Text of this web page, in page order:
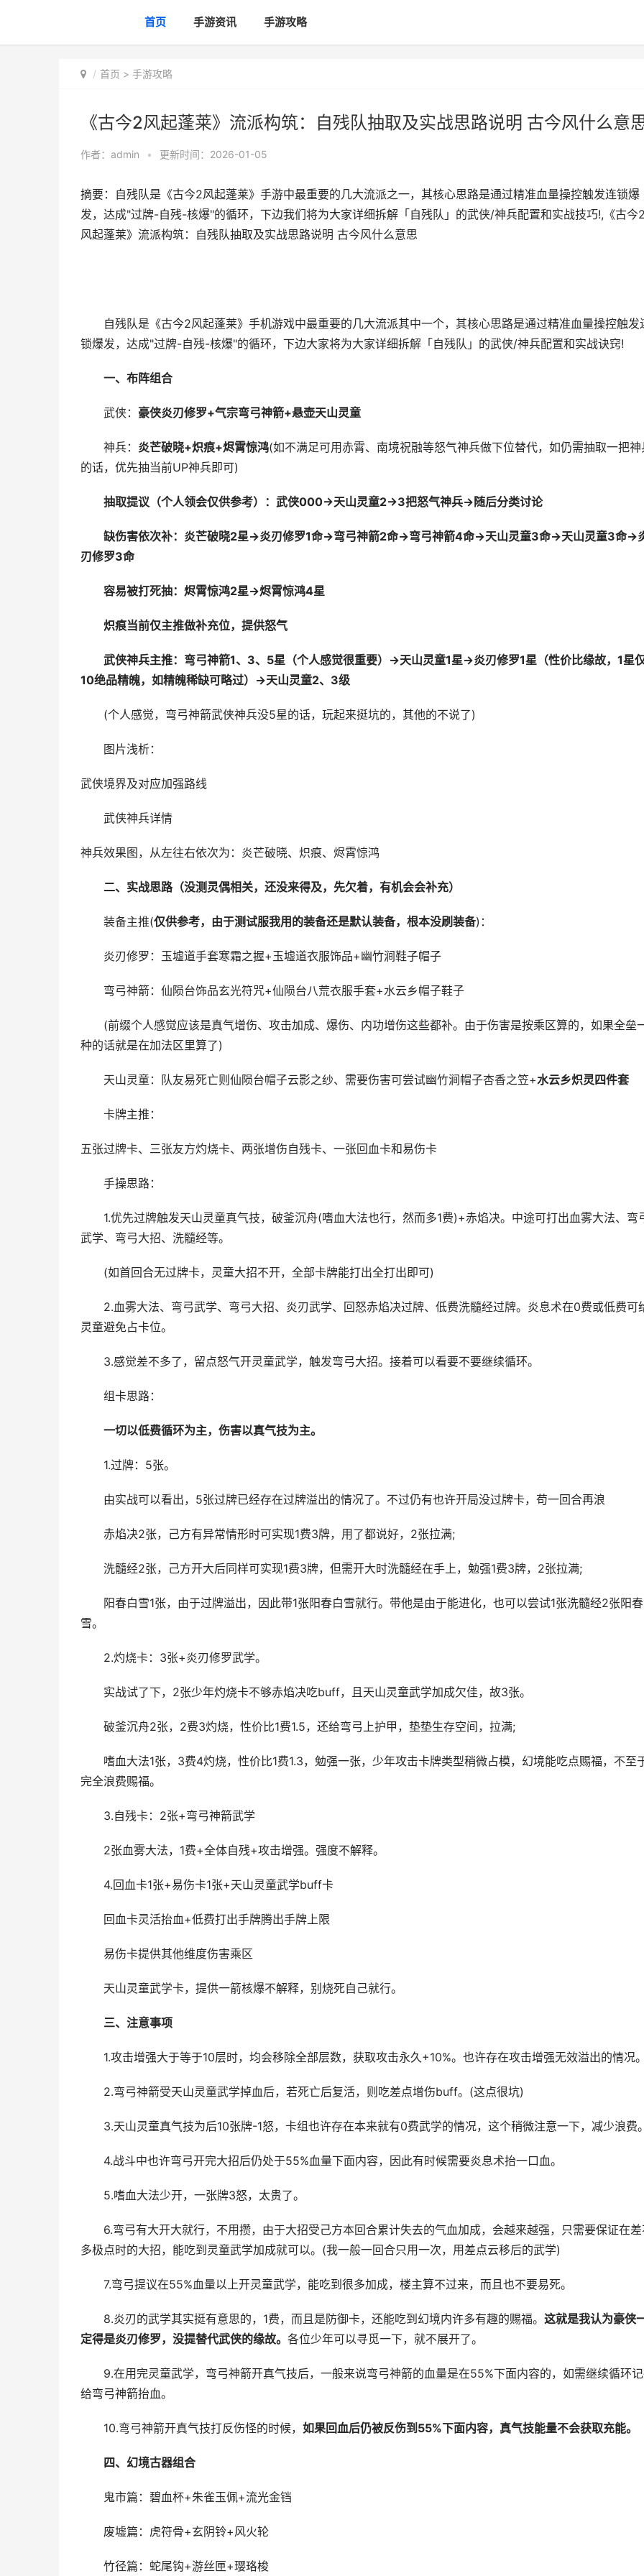
首页 手游资讯 手游攻略
首页 > 手游攻略
《古今2风起蓬莱》流派构筑：自残队抽取及实战思路说明 古今风什么意
作者： admin • 更新时间：2026-01-05
摘要：自残队是《古今2风起蓬莱》手游中最重要的几大流派之一，其核心思路是通过精准血量操控触发连锁爆
发，达成"过牌-自残-核爆"的循环，下边我们将为大家详细拆解「自残队」的武侠/神兵配置和实战技巧!,《古今
风起蓬莱》流派构筑：自残队抽取及实战思路说明 古今风什么意思
自残队是《古今2风起蓬莱》手机游戏中最重要的几大流派其中一个，其核心思路是通过精准血量操控触发
锁爆发，达成"过牌-自残-核爆"的循环，下边大家将为大家详细拆解「自残队」的武侠/神兵配置和实战诀窍!
一、布阵组合
武侠： 豪侠炎刃修罗+气宗弯弓神箭+悬壶天山灵童
神兵： 炎芒破晓+炽痕+烬霄惊鸿(如不满足可用赤霄、南境祝融等怒气神兵做下位替代，如仍需抽取一把神
的话，优先抽当前UP神兵即可)
抽取提议（个人领会仅供参考）：武侠000→天山灵童2→3把怒气神兵→随后分类讨论
缺伤害依次补：炎芒破晓2星→炎刃修罗1命→弯弓神箭2命→弯弓神箭4命→天山灵童3命→天山灵童3命→
刃修罗3命
容易被打死抽：烬霄惊鸿2星→烬霄惊鸿4星
炽痕当前仅主推做补充位，提供怒气
武侠神兵主推： 弯弓神箭1、3、5星（个人感觉很重要）
→天山灵童1星→炎刃修罗1星（性价比缘故，1星
10绝品精魄，如精魄稀缺可略过）→天山灵童2、3级
(个人感觉，弯弓神箭武侠神兵没5星的话，玩起来挺坑的，其他的不说了)
图片浅析：
武侠境界及对应加强路线
武侠神兵详情
神兵效果图，从左往右依次为：炎芒破晓、炽痕、烬霄惊鸿
二、实战思路（没测灵偶相关，还没来得及，先欠着，有机会会补充）
装备主推(仅供参考，由于测试服我用的装备还是默认装备，根本没刷装备)：
炎刃修罗：玉墟道手套寒霜之握+玉墟道衣服饰品+幽竹涧鞋子帽子
弯弓神箭：仙陨台饰品玄光符咒+仙陨台八荒衣服手套+水云乡帽子鞋子
(前缀个人感觉应该是真气增伤、攻击加成、爆伤、内功增伤这些都补。由于伤害是按乘区算的，如果全垒
种的话就是在加法区里算了)
天山灵童：队友易死亡则仙陨台帽子云影之纱、需要伤害可尝试幽竹涧帽子杏香之笠+水云乡炽灵四件套
卡牌主推：
五张过牌卡、三张友方灼烧卡、两张增伤自残卡、一张回血卡和易伤卡
手操思路：
1.优先过牌触发天山灵童真气技，破釜沉舟(嗜血大法也行，然而多1费)+赤焰决。中途可打出血雾大法、弯
武学、弯弓大招、洗髓经等。
(如首回合无过牌卡，灵童大招不开，全部卡牌能打出全打出即可)
2.血雾大法、弯弓武学、弯弓大招、炎刃武学、回怒赤焰决过牌、低费洗髓经过牌。炎息术在0费或低费可
灵童避免占卡位。
3.感觉差不多了，留点怒气开灵童武学，触发弯弓大招。接着可以看要不要继续循环。
组卡思路：
一切以低费循环为主，伤害以真气技为主。
1.过牌：5张。
由实战可以看出，5张过牌已经存在过牌溢出的情况了。不过仍有也许开局没过牌卡，苟一回合再浪
赤焰决2张，己方有异常情形时可实现1费3牌，用了都说好，2张拉满;
洗髓经2张，己方开大后同样可实现1费3牌，但需开大时洗髓经在手上，勉强1费3牌，2张拉满;
阳春白雪1张，由于过牌溢出，因此带1张阳春白雪就行。带他是由于能进化，也可以尝试1张洗髓经2张阳
雪。
2.灼烧卡：3张+炎刃修罗武学。
实战试了下，2张少年灼烧卡不够赤焰决吃buff，且天山灵童武学加成欠佳，故3张。
破釜沉舟2张，2费3灼烧，性价比1费1.5，还给弯弓上护甲，垫垫生存空间，拉满;
嗜血大法1张，3费4灼烧，性价比1费1.3，勉强一张，少年攻击卡牌类型稍微占模，幻境能吃点赐福，不至
完全浪费赐福。
3.自残卡：2张+弯弓神箭武学
2张血雾大法，1费+全体自残+攻击增强。强度不解释。
4.回血卡1张+易伤卡1张+天山灵童武学buff卡
回血卡灵活抬血+低费打出手牌腾出手牌上限
易伤卡提供其他维度伤害乘区
天山灵童武学卡，提供一箭核爆不解释，别烧死自己就行。
三、注意事项
1.攻击增强大于等于10层时，均会移除全部层数，获取攻击永久+10%。也许存在攻击增强无效溢出的情况
2.弯弓神箭受天山灵童武学掉血后，若死亡后复活，则吃差点增伤buff。(这点很坑)
3.天山灵童真气技为后10张牌-1怒，卡组也许存在本来就有0费武学的情况，这个稍微注意一下，减少浪费
4.战斗中也许弯弓开完大招后仍处于55%血量下面内容，因此有时候需要炎息术抬一口血。
5.嗜血大法少开，一张牌3怒，太贵了。
6.弯弓有大开大就行，不用攒，由于大招受己方本回合累计失去的气血加成，会越来越强，只需要保证在差
多极点时的大招，能吃到灵童武学加成就可以。(我一般一回合只用一次，用差点云移后的武学)
7.弯弓提议在55%血量以上开灵童武学，能吃到很多加成，楼主算不过来，而且也不要易死。
8.炎刃的武学其实挺有意思的，1费，而且是防御卡，还能吃到幻境内许多有趣的赐福。 这就是我认为豪侠
定得是炎刃修罗，没提替代武侠的缘故。 各位少年可以寻觅一下，就不展开了。
9.在用完灵童武学，弯弓神箭开真气技后，一般来说弯弓神箭的血量是在55%下面内容的，如需继续循环
给弯弓神箭抬血。
10.弯弓神箭开真气技打反伤怪的时候， 如果回血后仍被反伤到55%下面内容，真气技能量不会获取充能。
四、幻境古器组合
鬼市篇：碧血杯+朱雀玉佩+流光金铛
废墟篇：虎符骨+玄阴铃+风火轮
竹径篇：蛇尾钩+游丝匣+璎珞梭